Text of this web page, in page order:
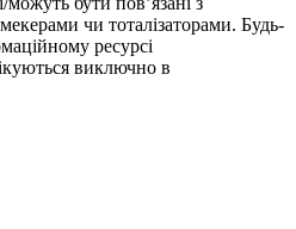
чи тоталізаторами. Будь-
ресурсі
виключно в